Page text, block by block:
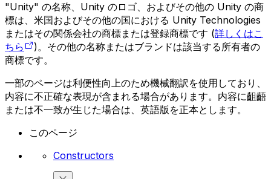
"Unity" の名称、Unity のロゴ、およびその他の Unity の商
標は、米国およびその他の国における Unity Technologies
またはその関係会社の商標または登録商標です (詳しくはこ
ちら
)。その他の名称またはブランドは該当する所有者の
商標です。
一部のページは利便性向上のため機械翻訳を使用しており、
内容に不正確な表現が含まれる場合があります。内容に齟齬
または不一致が生じた場合は、英語版を正本とします。
このページ
Constructors